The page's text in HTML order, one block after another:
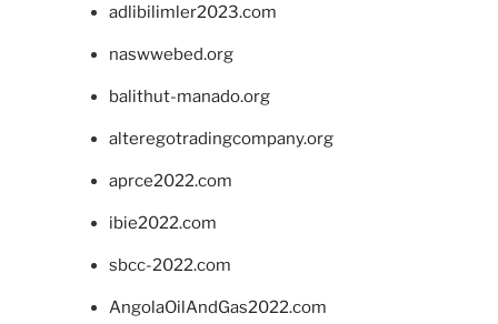
adlibilimler2023.com
naswwebed.org
balithut-manado.org
alteregotradingcompany.org
aprce2022.com
ibie2022.com
sbcc-2022.com
AngolaOilAndGas2022.com